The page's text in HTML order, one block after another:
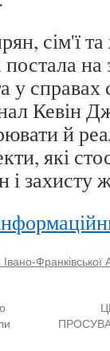
сім'ї
у справах
Кевін
й
які
і захисту
Франківської